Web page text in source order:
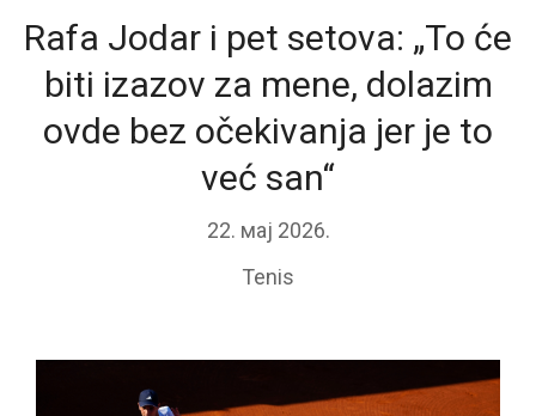
Rafa Jodar i pet setova: „To će
biti izazov za mene, dolazim
ovde bez očekivanja jer je to
već san“
22. мај 2026.
Tenis